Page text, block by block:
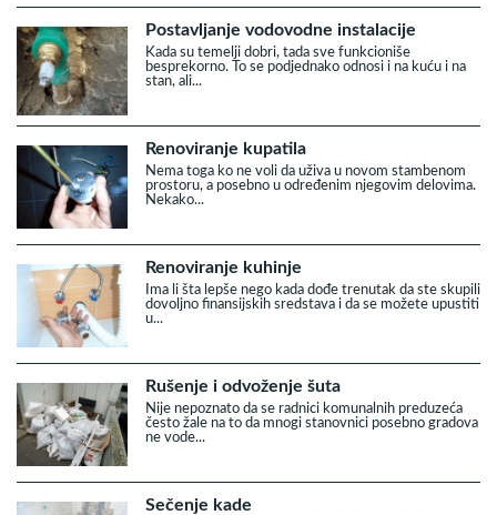
Postavljanje vodovodne instalacije
Kada su temelji dobri, tada sve funkcioniše
besprekorno. To se podjednako odnosi i na kuću i na
stan, ali...
Renoviranje kupatila
Nema toga ko ne voli da uživa u novom stambenom
prostoru, a posebno u određenim njegovim delovima.
Nekako...
Renoviranje kuhinje
Ima li šta lepše nego kada dođe trenutak da ste skupili
dovoljno finansijskih sredstava i da se možete upustiti
u...
Rušenje i odvoženje šuta
Nije nepoznato da se radnici komunalnih preduzeća
često žale na to da mnogi stanovnici posebno gradova
ne vode...
Sečenje kade